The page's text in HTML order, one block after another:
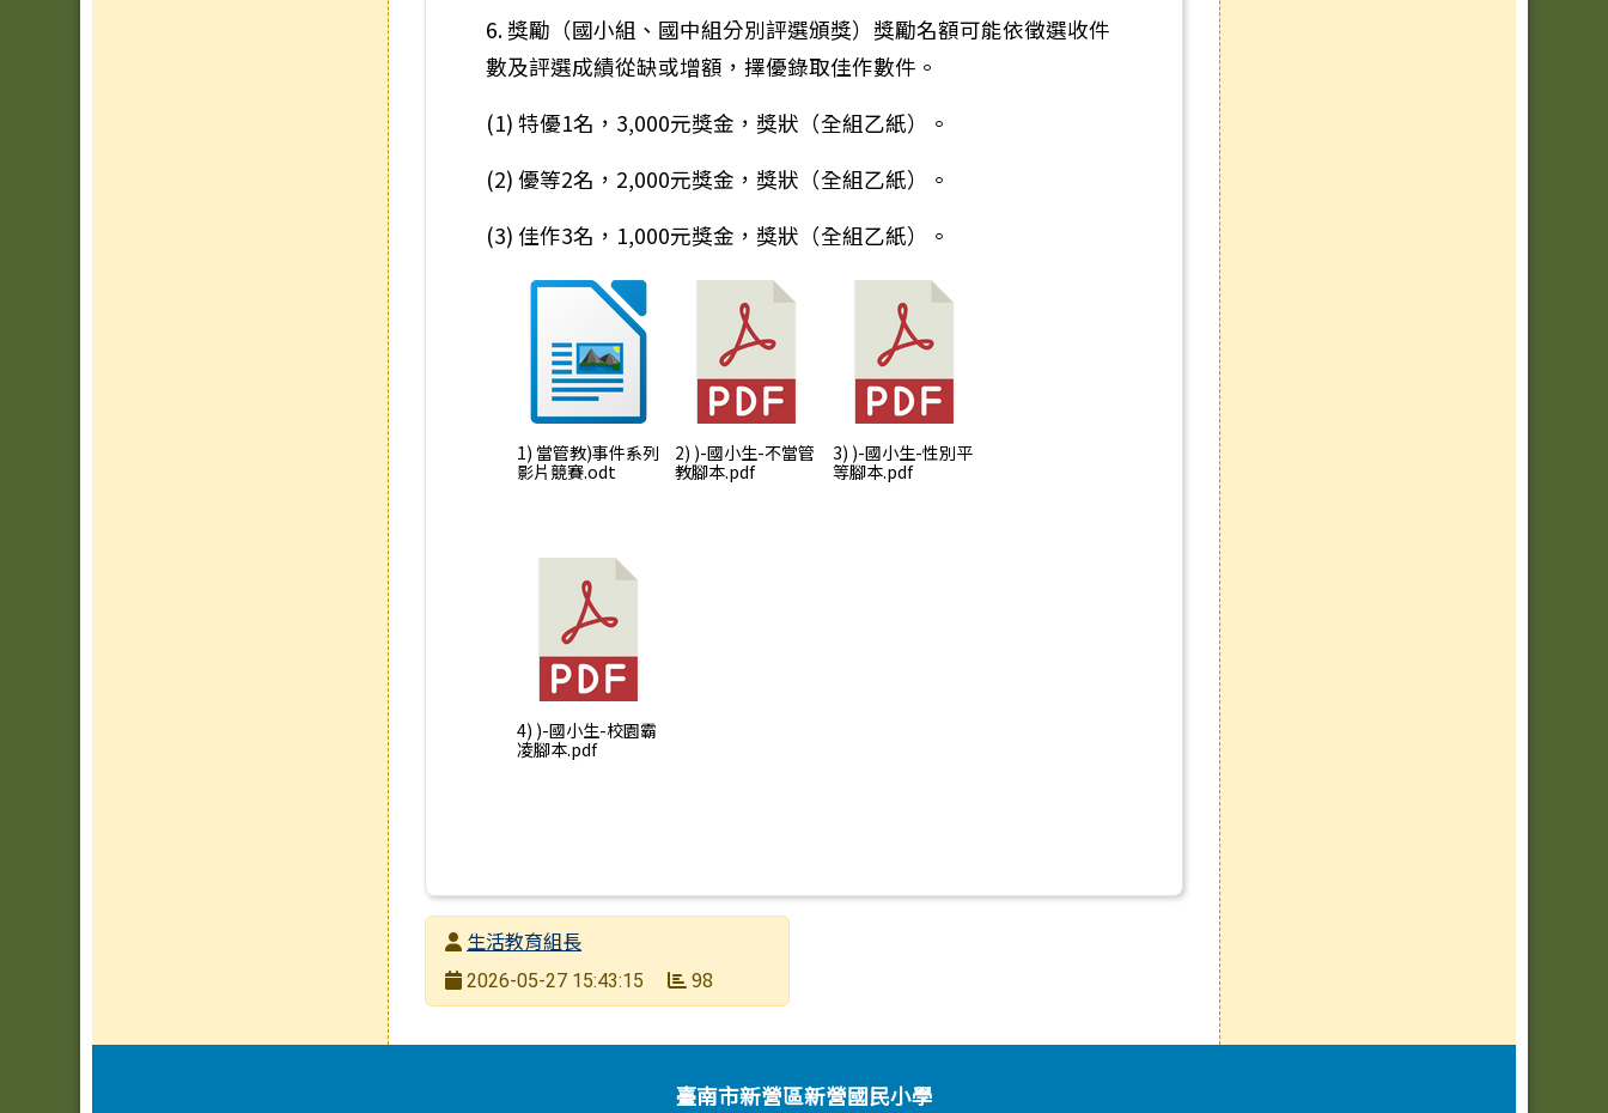
6. 獎勵（國小組、國中組分別評選頒獎）獎勵名額可能依徵選收件
數及評選成績從缺或增額，擇優錄取佳作數件。
(1) 特優1名，3,000元獎金，獎狀（全組乙紙）。
(2) 優等2名，2,000元獎金，獎狀（全組乙紙）。
(3) 佳作3名，1,000元獎金，獎狀（全組乙紙）。
1) 當管教)事件系列
影片競賽.odt
2) )-國小生-不當管
教腳本.pdf
3) )-國小生-性別平
等腳本.pdf
4) )-國小生-校園霸
凌腳本.pdf
發布者生活教育組長
發布日期
2026-05-27 15:43:15 98
臺南市新營區新營國民小學